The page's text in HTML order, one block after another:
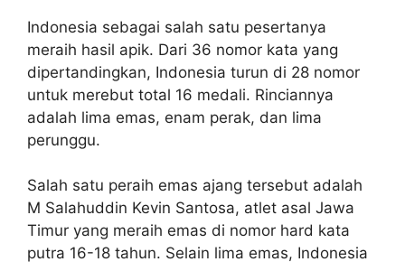
Indonesia sebagai salah satu pesertanya
meraih hasil apik. Dari 36 nomor kata yang
dipertandingkan, Indonesia turun di 28 nomor
untuk merebut total 16 medali. Rinciannya
adalah lima emas, enam perak, dan lima
perunggu.
Salah satu peraih emas ajang tersebut adalah
M Salahuddin Kevin Santosa, atlet asal Jawa
Timur yang meraih emas di nomor hard kata
putra 16-18 tahun. Selain lima emas, Indonesia